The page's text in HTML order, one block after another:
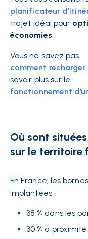
planificateur
trajet idéal pour
économies.
Vous ne savez pas
comment
savoir plus sur le
fonctionnement
Où sont
sur le territoire
En France, les
implantées :
38 % dans les
30 % à